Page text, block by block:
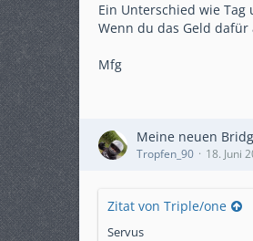
Ein Unterschied wie
Wenn du das Geld
Mfg
Meine neuen
Tropfen_90 18. Juni
Zitat von Triple/one
Servus